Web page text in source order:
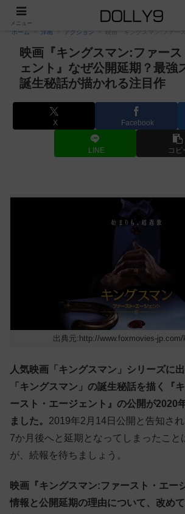
PR
ホーム 洋画 アクション 映画『キングスマン:ファー
映画『キングスマン:ファー
ェント』なぜ公開延期？最強
誕生秘話が描かれる注目作
X Facebook
LINE コピ
出典元:http://www.foxmovies-
人気映画「キングスマン」シリーズに
「キングスマン」の誕生秘話を描く『
ースト・エージェント』の公開が2020
ました。 2019年2月14日公開と告知さ
7か月後へと延期となってしまったこと
が、続報を待ちましょう。
映画『キングスマン:ファースト・エー
情報と公開延期の理由について、改め
メニュー